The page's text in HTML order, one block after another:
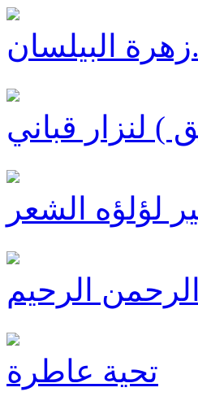
زهرة البيلسان.
لنزار قباني
لؤلؤه الشعر
الرحيم
تحية عاطرة